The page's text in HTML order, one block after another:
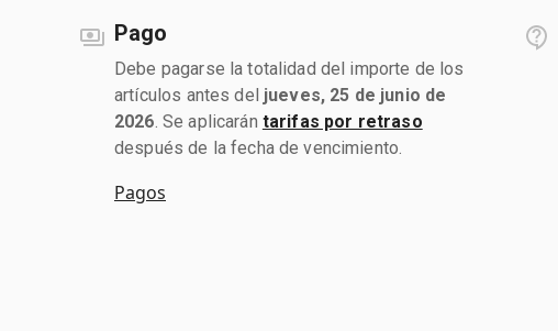
Pago
Debe pagarse la totalidad del importe de los
artículos antes del jueves, 25 de junio de
2026 . Se aplicarán tarifas por retraso
después de la fecha de vencimiento.
Pagos